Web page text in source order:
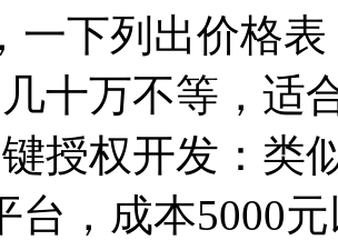
一下列出价格
十万不等，适
授权开发：类
台，成本5000